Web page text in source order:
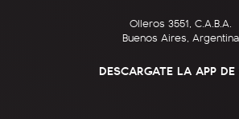
Olleros 3551, C.A.B.A.
Buenos Aires, Argentina
DESCARGATE LA APP